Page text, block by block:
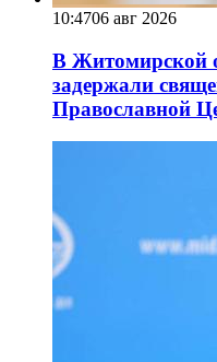
10:4706 авг 2026
В Житомирской
задержали
Православной